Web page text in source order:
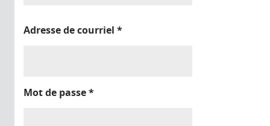
Adresse de courriel *
Mot de passe*